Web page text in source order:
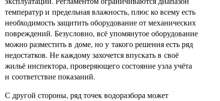
температур и предельная влажность, плюс ко всему есть
необходимость защитить оборудование от механических
повреждений. Безусловно, всё упомянутое оборудование
можно разместить в доме, но у такого решения есть ряд
недостатков. Не каждому захочется впускать в своё
жильё инспектора, проверяющего состояние узла учёта
и соответствие показаний.
С другой стороны, ряд точек водоразбора может